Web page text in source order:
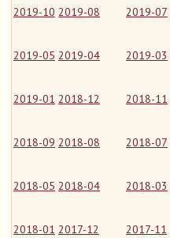
2019-10 2019-08 2019-07
2019-05 2019-04 2019-03
2019-01 2018-12 2018-11
2018-09 2018-08 2018-07
2018-05 2018-04 2018-03
2018-01 2017-12 2017-11